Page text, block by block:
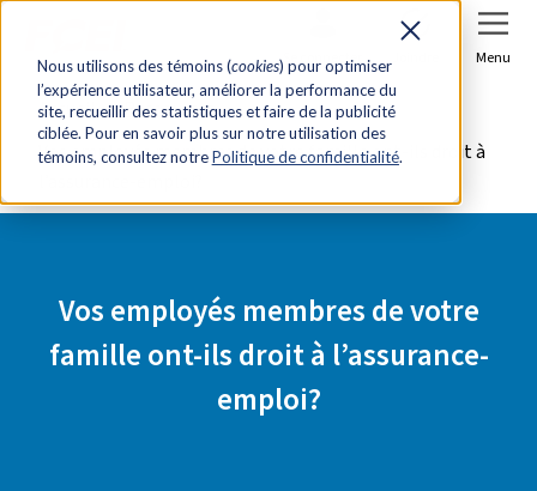
Nous utilisons des témoins (cookies) pour optimiser
l’expérience utilisateur, améliorer la performance du
site, recueillir des statistiques et faire de la publicité
ciblée. Pour en savoir plus sur notre utilisation des
témoins, consultez notrePolitique de confidentialité.
Se connecter Menu
Accueil
Ressources
Vos employés membres de votre famille ont-ils droit à
Vos employés membres de votre
famille ont-ils droit à l’assurance-
emploi?